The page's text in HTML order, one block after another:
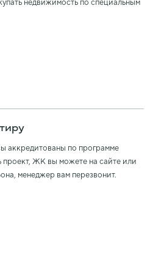
недвижимость по специальным
аккредитованы по программе
проект, ЖК вы можете на сайте или
менеджер вам перезвонит.